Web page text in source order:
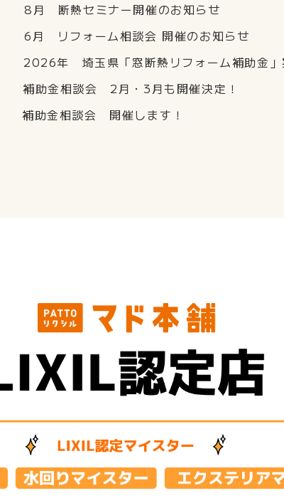
8月 断熱セミナー開催のお知らせ
6月 リフォーム相談会 開催のお知らせ
2026年 埼玉県「窓断熱リフォーム補助金」
補助金相談会 2月・3月も開催決定！
補助金相談会 開催します！